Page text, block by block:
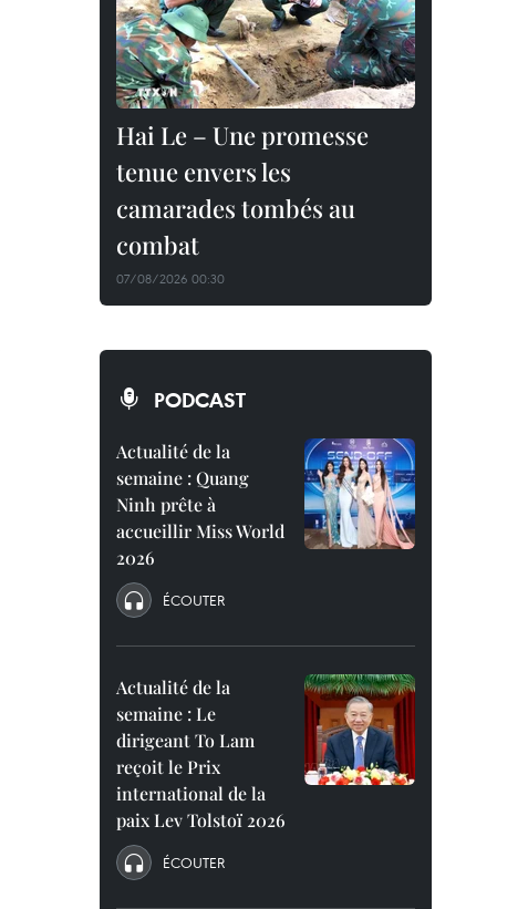
Hai Le – Une promesse
tenue envers les
camarades tombés au
combat
07/08/2026 00:30
PODCAST
Actualité de la
semaine : Quang
Ninh prête à
accueillir Miss World
2026
ÉCOUTER
Actualité de la
semaine : Le
dirigeant To Lam
reçoit le Prix
international de la
paix Lev Tolstoï 2026
ÉCOUTER